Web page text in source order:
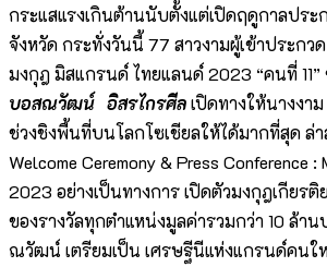
กระแสแรงเกินต้านนับตั้งแต่เปิดฤดูกาลปร
จังหวัด กระทั่งวันนี้ 77 สาวงามผู้เข้าประกว
มงกุฎ มิสแกรนด์ ไทยแลนด์ 2023 “คนที่ 11”
บอสณวัฒน์ อิสรไกรศีลเปิดทางให้นางงา
ช่วงชิงพื้นที่บนโลกโซเชียลให้ได้มากที่สุด ล่
Welcome Ceremony & Press Conference :
2023 อย่างเป็นทางการ เปิดตัวมงกุฎเกียร
ของรางวัลทุกตำแหน่งมูลค่ารวมกว่า 10 ล้า
ณวัฒน์ เตรียมเป็น เศรษฐีนีแห่งแกรนด์คนใ